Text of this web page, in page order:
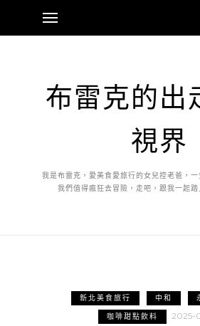
布雷克的出
視界
我是布雷克，愛美食愛旅行的女兒控老爸，
我們值得瘋狂去冒險，走吧，跟我一起踏
新北美食旅行 中和
咖啡甜點飲料
2025-